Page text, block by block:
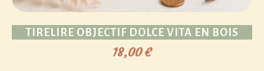
TIRELIRE OBJECTIF DOLCE VITA EN BOIS
18,00€